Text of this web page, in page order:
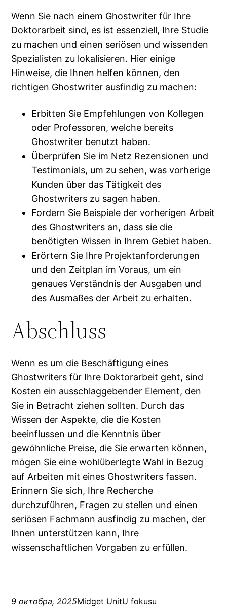
Wenn Sie nach einem Ghostwriter für Ihre
Doktorarbeit sind, es ist essenziell, Ihre Studie
zu machen und einen seriösen und wissenden
Spezialisten zu lokalisieren. Hier einige
Hinweise, die Ihnen helfen können, den
richtigen Ghostwriter ausfindig zu machen:
Erbitten Sie Empfehlungen von Kollegen
oder Professoren, welche bereits
Ghostwriter benutzt haben.
Überprüfen Sie im Netz Rezensionen und
Testimonials, um zu sehen, was vorherige
Kunden über das Tätigkeit des
Ghostwriters zu sagen haben.
Fordern Sie Beispiele der vorherigen Arbeit
des Ghostwriters an, dass sie die
benötigten Wissen in Ihrem Gebiet haben.
Erörtern Sie Ihre Projektanforderungen
und den Zeitplan im Voraus, um ein
genaues Verständnis der Ausgaben und
des Ausmaßes der Arbeit zu erhalten.
Abschluss
Wenn es um die Beschäftigung eines
Ghostwriters für Ihre Doktorarbeit geht, sind
Kosten ein ausschlaggebender Element, den
Sie in Betracht ziehen sollten. Durch das
Wissen der Aspekte, die die Kosten
beeinflussen und die Kenntnis über
gewöhnliche Preise, die Sie erwarten können,
mögen Sie eine wohlüberlegte Wahl in Bezug
auf Arbeiten mit eines Ghostwriters fassen.
Erinnern Sie sich, Ihre Recherche
durchzuführen, Fragen zu stellen und einen
seriösen Fachmann ausfindig zu machen, der
Ihnen unterstützen kann, Ihre
wissenschaftlichen Vorgaben zu erfüllen.
9 октобра, 2025Midget UnitU fokusu